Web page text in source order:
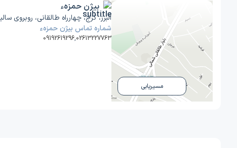
مسیریابی
بیژن حمزهء
البرز، کرج، چهارراه طالقانی،
شماره تماس بیژن حمزهء
09192619296,02613227763